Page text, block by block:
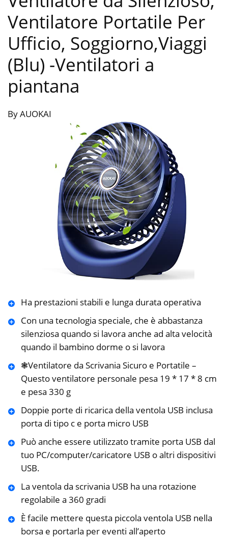
Ventilatore Portatile Per
Ufficio, Soggiorno,Viaggi
(Blu) -Ventilatori a
piantana
By AUOKAI
Ha prestazioni stabili e lunga durata operativa
Con una tecnologia speciale, che è abbastanza
silenziosa quando si lavora anche ad alta velocità
quando il bambino dorme o si lavora
❃Ventilatore da Scrivania Sicuro e Portatile –
Questo ventilatore personale pesa 19 * 17 * 8 cm
e pesa 330 g
Doppie porte di ricarica della ventola USB inclusa
porta di tipo c e porta micro USB
Può anche essere utilizzato tramite porta USB dal
tuo PC/computer/caricatore USB o altri dispositivi
USB.
La ventola da scrivania USB ha una rotazione
regolabile a 360 gradi
È facile mettere questa piccola ventola USB nella
borsa e portarla per eventi all’aperto